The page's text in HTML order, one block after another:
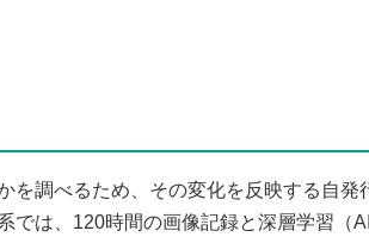
調べるため、その変化を反映する自発
では、120時間の画像記録と深層学習（